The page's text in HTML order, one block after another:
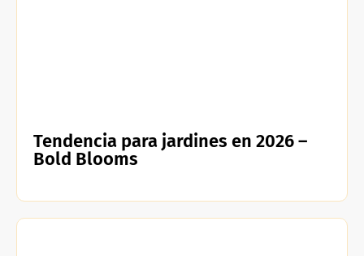
Tendencia para jardines en 2026 –
Bold Blooms